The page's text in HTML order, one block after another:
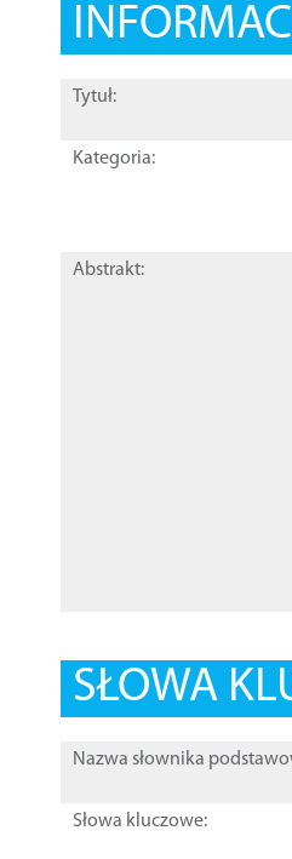
Tytuł:
Kategoria:
Abstrakt:
SŁOWA
Nazwa słownika
Słowa kluczowe: